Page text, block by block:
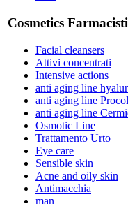
Cosmetics
Facial cleansers
Attivi concentrati
Intensive actions
anti aging line
anti aging line
anti aging line
Osmotic Line
Trattamento Urto
Eye care
Sensible skin
Acne and oily skin
Antimacchia
man